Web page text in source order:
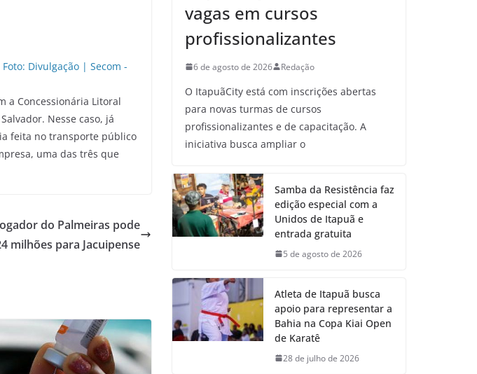
a Concessionária Litoral
Nesse caso, já
feita no transporte público
uma das três que
do Palmeiras pode
milhões para Jacuipense
vagas em cursos
profissionalizantes
6 de agosto de 2026 Redação
O ItapuãCity está com inscrições abertas
para novas turmas de cursos
profissionalizantes e de capacitação. A
iniciativa busca ampliar o
Samba da Resistência faz
edição especial com a
Unidos de Itapuã e
entrada gratuita
5 de agosto de 2026
Atleta de Itapuã busca
apoio para representar a
Bahia na Copa Kiai Open
de Karatê
28 de julho de 2026